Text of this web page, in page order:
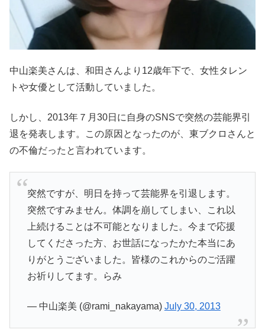
中山楽美さんは、和田さんより12歳年下で、女性タレン
トや女優として活動していました。
しかし、2013年７月30日に自身のSNSで突然の芸能界引
退を発表します。この原因となったのが、東ブクロさんと
の不倫だったと言われています。
突然ですが、明日を持って芸能界を引退します。
突然ですみません。体調を崩してしまい、これ以
上続けることは不可能となりました。今まで応援
してくださった方、お世話になったかた本当にあ
りがとうございました。皆様のこれからのご活躍
お祈りしてます。らみ
— 中山楽美 (@rami_nakayama) July 30, 2013